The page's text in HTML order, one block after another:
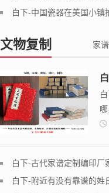
白下-中国瓷器在美国小镇
文物复制 家
白下-古代家谱定制编印厂
白下-附近有没有靠谱的姓